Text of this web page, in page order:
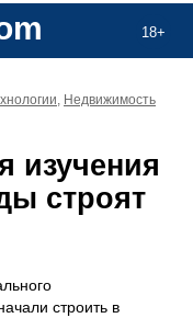
18+
, Недвижимость
изучения
строят
строить в